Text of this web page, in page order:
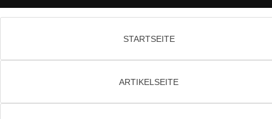
STARTSEITE
ARTIKELSEITE